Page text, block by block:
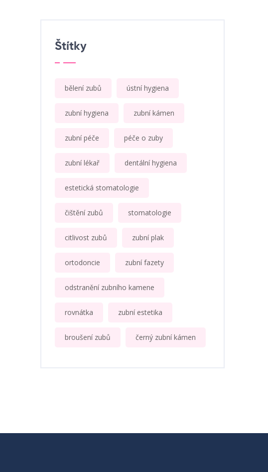
Štítky
bělení zubů ústní hygiena
zubní hygiena zubní kámen
zubní péče péče o zuby
zubní lékař dentální hygiena
estetická stomatologie
čištění zubů stomatologie
citlivost zubů zubní plak
ortodoncie zubní fazety
odstranění zubního kamene
rovnátka zubní estetika
broušení zubů černý zubní kámen